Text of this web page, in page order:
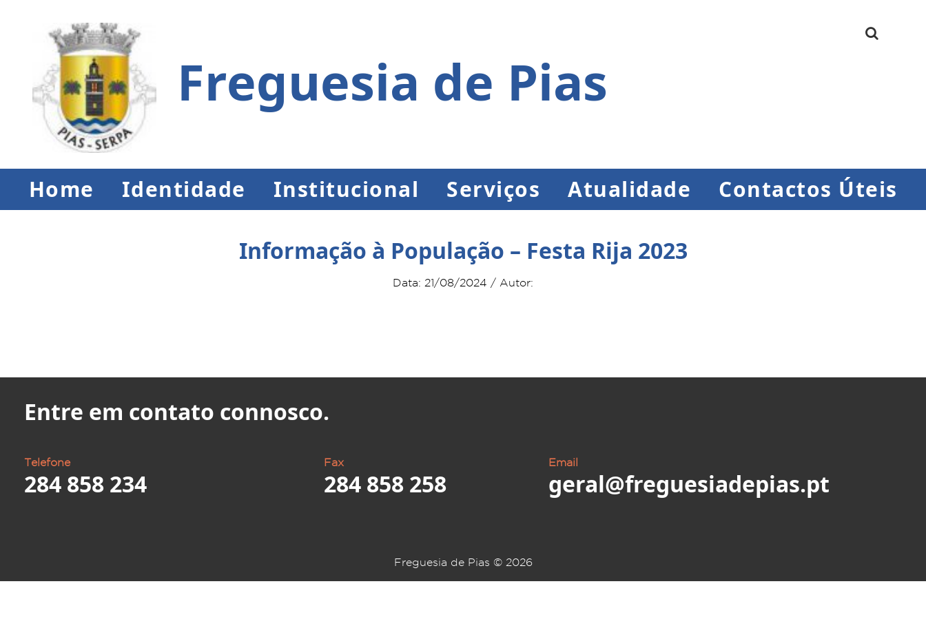
Freguesia de Pias
Home Identidade Institucional Serviços Atualidade Contactos Úteis
Informação à População – Festa Rija 2023
Data: 21/08/2024 / Autor:
Entre em contato connosco.
Telefone
284 858 234
Fax
284 858 258
Email
geral@freguesiadepias.pt
Freguesia de Pias © 2026